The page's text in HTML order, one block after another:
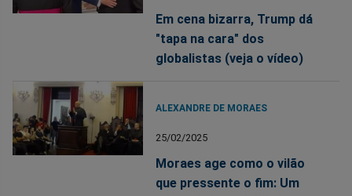
Em cena bizarra, Trump dá
"tapa na cara" dos
globalistas (veja o vídeo)
ALEXANDRE DE MORAES
25/02/2025
Moraes age como o vilão
que pressente o fim: Um